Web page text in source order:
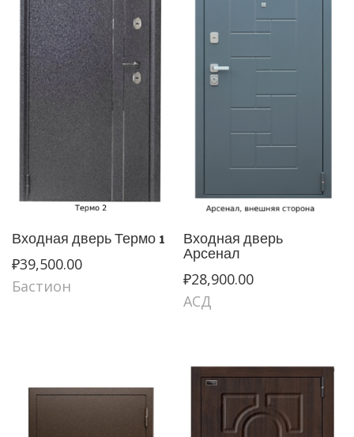
Входная дверь Термо 1
₽39,500.00
Бастион
Входная дверь
Арсенал
₽28,900.00
АСД